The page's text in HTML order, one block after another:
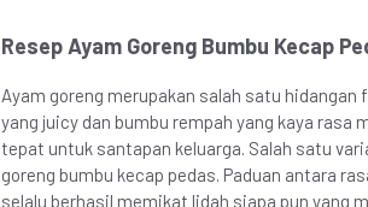
Resep Ayam Goreng Bumbu Kecap
Ayam goreng merupakan salah satu
yang juicy dan bumbu rempah yang kaya rasa
tepat untuk santapan keluarga. Salah satu
goreng bumbu kecap pedas. Paduan antara
selalu berhasil memikat lidah siapa pun yang